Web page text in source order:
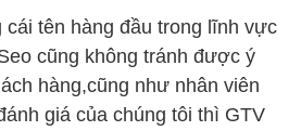
cái tên hàng đầu trong lĩnh vực
cũng không tránh được ý
hàng,cũng như nhân viên
giá của chúng tôi thì GTV